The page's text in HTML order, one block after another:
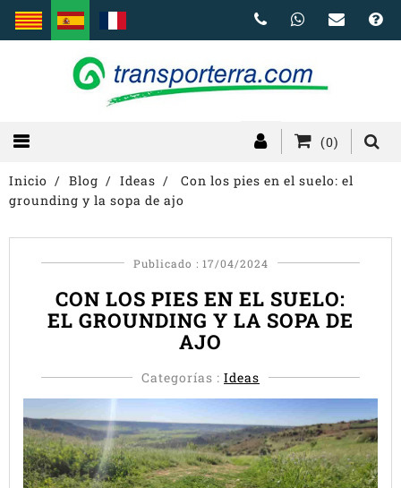
(0)
Inicio Blog Ideas
Con los pies en el suelo: el
grounding y la sopa de ajo
Publicado : 17/04/2024
CON LOS PIES EN EL SUELO:
EL GROUNDING Y LA SOPA DE
AJO
Categorías : Ideas